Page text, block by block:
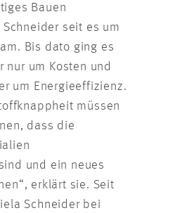
Bauen
seit es um
Bis dato ging es
nur um Kosten und
um Energieeffizienz.
müssen
dass die
und ein neues
erklärt sie. Seit
Schneider bei